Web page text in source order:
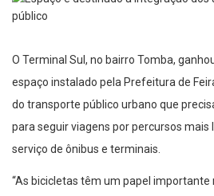
O Terminal Sul, no bairro Tomba,
espaço instalado pela Prefeitura de
do transporte público urbano que
para seguir viagens por percursos mais
serviço de ônibus e terminais.
“As bicicletas têm um papel